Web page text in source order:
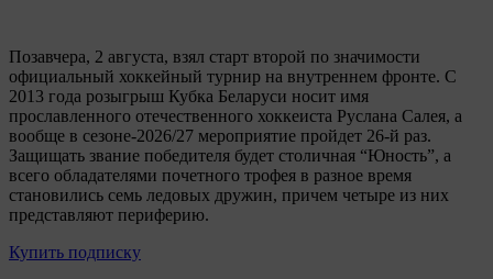
Позавчера, 2 августа, взял старт второй по значимости
официальный хоккейный турнир на внутреннем фронте. C
2013 года розыгрыш Кубка Беларуси носит имя
прославленного отечественного хоккеиста Руслана Салея, а
вообще в сезоне-2026/27 мероприятие пройдет 26-й раз.
Защищать звание победителя будет столичная “Юность”, а
всего обладателями почетного трофея в разное время
становились семь ледовых дружин, причем четыре из них
представляют периферию.
Купить подписку